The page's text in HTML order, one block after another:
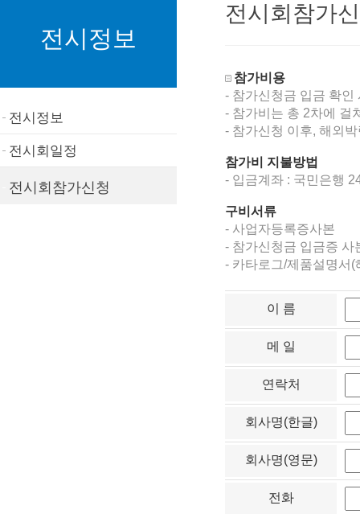
전시정보
전시정보
전시회일정
전시회참가신청
전시회참가
참가비용
- 참가신청금 입금 확인
- 참가비는 총 2차에 걸
- 참가신청 이후, 해외
참가비 지불방법
- 입금계좌 : 국민은행
구비서류
- 사업자등록증사본
- 참가신청금 입금증 사
- 카타로그/제품설명서
이 름
메 일
연락처
회사명(한글)
회사명(영문)
전화